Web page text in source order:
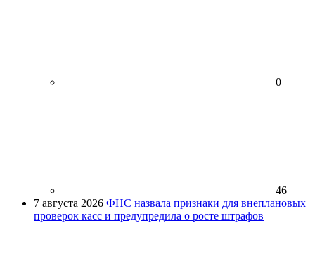
0
46
7 августа 2026 ФНС назвала признаки для внеплановых
проверок касс и предупредила о росте штрафов